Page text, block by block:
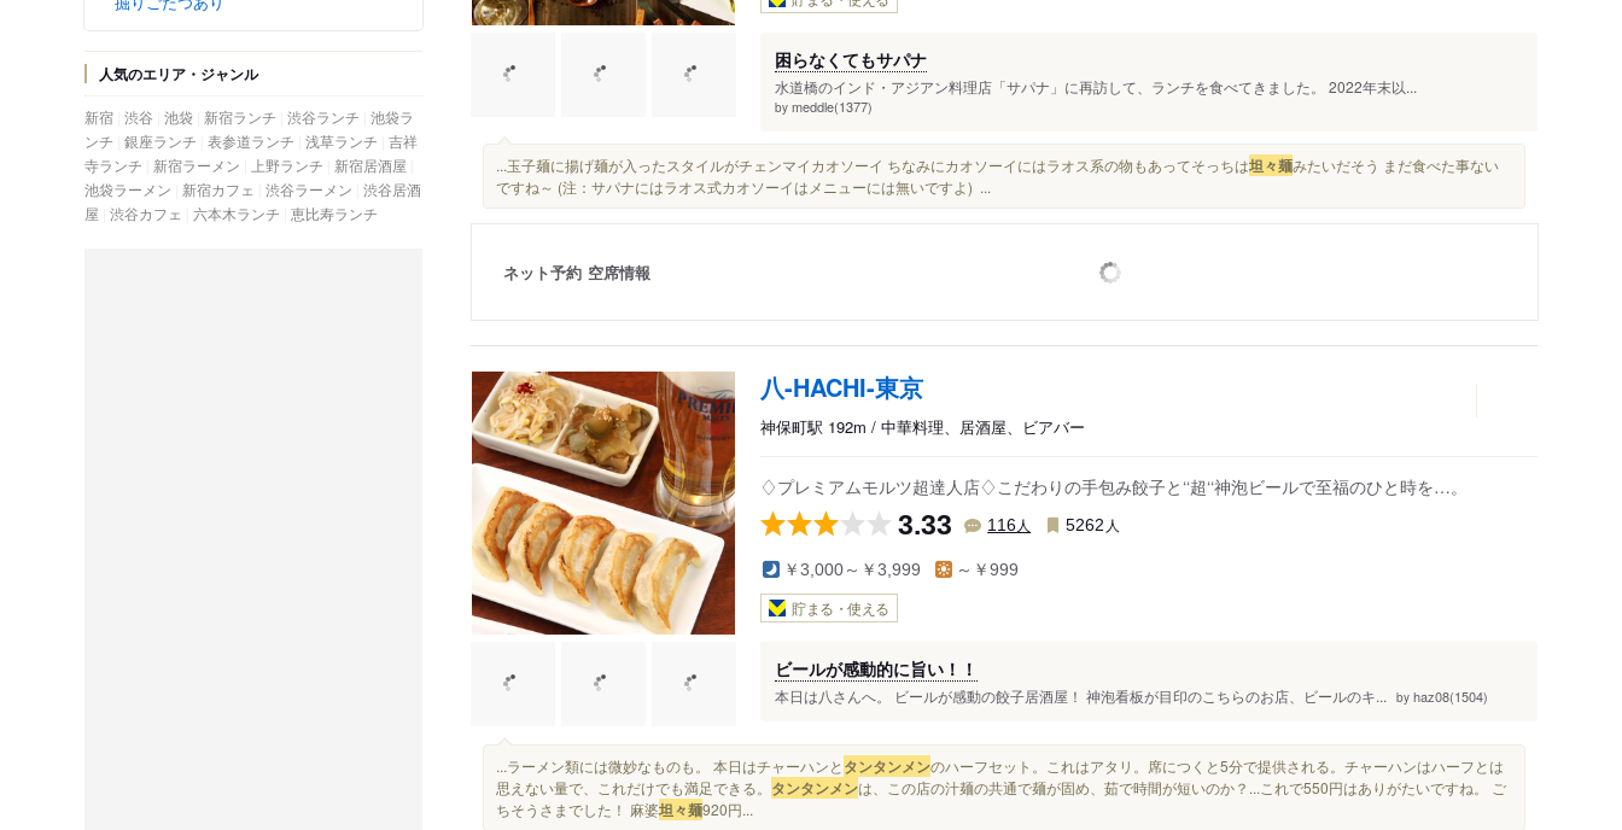
人気のエリア・ジャンル
新宿 渋谷 池袋 新宿ランチ 渋谷ランチ 池袋ラ
ンチ 銀座ランチ 表参道ランチ 浅草ランチ 吉祥
寺ランチ
新宿ラーメン 上野ランチ
新宿居酒屋
池袋ラーメン
新宿カフェ 渋谷ラーメン 渋谷居酒
屋 渋谷カフェ 六本木ランチ 恵比寿ランチ
困らなくてもサパナ
水道橋のインド・アジアン料理店「サパナ」に再訪して、ランチを食べてきました。 2022年末以...
by meddle(1377)
...玉子麺に揚げ麺が入ったスタイルがチェンマイカオソーイ ちなみにカオソーイにはラオス系の物もあってそっちは坦々麺みたいだそう まだ食べた事ない
ですね～ (注：サパナにはラオス式カオソーイはメニューには無いですよ) ...
ネット予約 空席情報
八-HACHI-東京
神保町駅 192m / 中華料理、居酒屋、ビアバー
♢プレミアムモルツ超達人店♢こだわりの手包み餃子と‘‘超‘‘神泡ビールで至福のひと時を…。
3.33 116人 5262 人
￥3,000～￥3,999 ～￥999
貯まる・使える
ビールが感動的に旨い！！
本日は八さんへ。 ビールが感動の餃子居酒屋！ 神泡看板が目印のこちらのお店、ビールのキ... by haz08(1504)
...ラーメン類には微妙なものも。 本日はチャーハンと タンタンメンのハーフセット。これはアタリ。席につくと5分で提供される。チャーハンはハーフとは
思えない量で、これだけでも満足できる。 タンタンメンは、この店の汁麺の共通で麺が固め、茹で時間が短いのか？...これで550円はありがたいですね。 ご
ちそうさまでした！ 麻婆坦々麺920円...